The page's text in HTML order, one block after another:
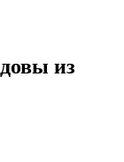
из